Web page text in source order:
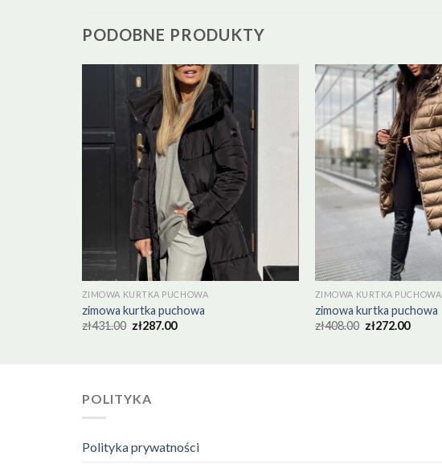
PODOBNE PRODUKTY
ZIMOWA KURTKA PUCHOWA
zimowa kurtka puchowa
zł431.00 zł287.00
ZIMOWA KURTKA PUCHOWA
zimowa kurtka puchowa
zł408.00 zł272.00
POLITYKA
Polityka prywatności